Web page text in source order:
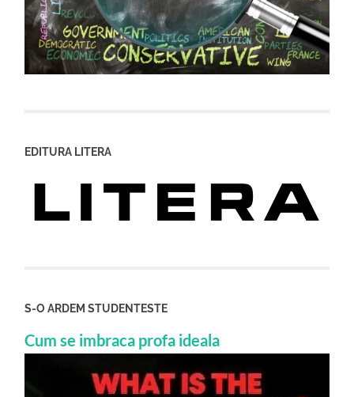
EDITURA LITERA
S-O ARDEM STUDENTESTE
Cum se imbraca profa ideala